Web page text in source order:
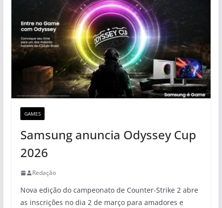
GAMES
Samsung anuncia Odyssey Cup
2026
Redação
Nova edição do campeonato de Counter-Strike 2 abre
as inscrições no dia 2 de março para amadores e